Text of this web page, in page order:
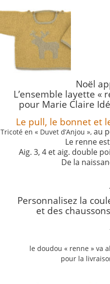
Noël
L’ensemble layette «
pour Marie Claire
Le pull, le bonnet et
Tricoté en « Duvet d’Anjou », au
Le renne
Aig. 3, 4 et aig. double
De la
Personnalisez la
et des
le doudou « renne » va
pour la